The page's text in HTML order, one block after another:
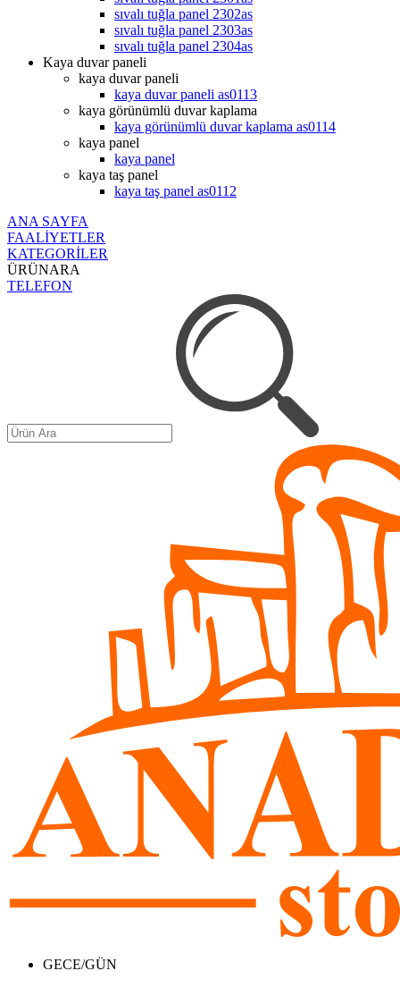
sıvalı tuğla panel 2302as
sıvalı tuğla panel 2303as
sıvalı tuğla panel 2304as
Kaya duvar paneli
kaya duvar paneli
kaya duvar paneli as0113
kaya görünümlü duvar kaplama
kaya görünümlü duvar kaplama as0114
kaya panel
kaya panel
kaya taş panel
kaya taş panel as0112
ANA SAYFA
FAALİYETLER
KATEGORİLER
ÜRÜNARA
TELEFON
GECE/GÜN